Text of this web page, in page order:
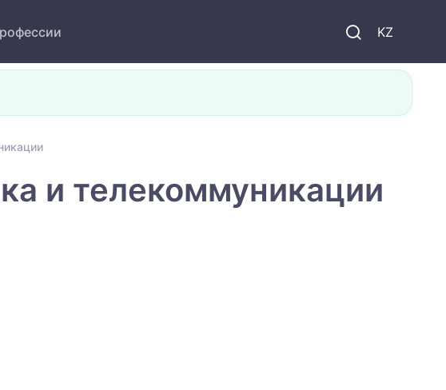
KZ
и телекоммуникации